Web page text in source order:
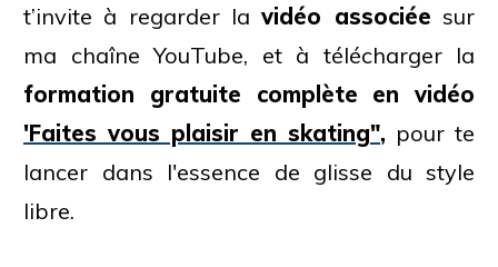
t’invite à regarder lavidéo associée sur
ma chaîne YouTube, et à télécharger la
formation gratuite complète en vidéo
'Faites vous plaisir en skating", pour te
lancer dans l'essence de glisse du style
libre.